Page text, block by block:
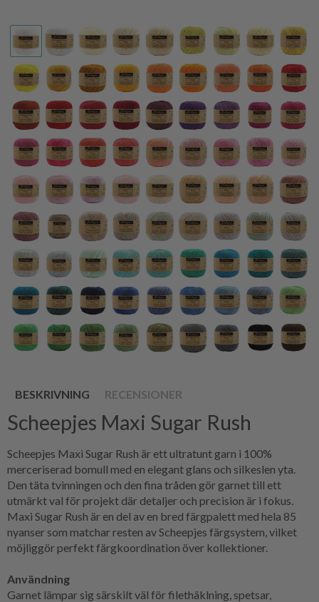
BESKRIVNING RECENSIONER
Scheepjes Maxi Sugar Rush
Scheepjes Maxi Sugar Rush är ett ultratunt garn i 100%
merceriserad bomull med en elegant glans och silkeslen yta.
Den täta tvinningen och den fina tråden gör garnet till ett
utmärkt val för projekt där detaljer och precision är i fokus.
Maxi Sugar Rush är en del av en bred färgpalett med hela 85
nyanser som matchar resten av Scheepjes färgsystem, vilket
möjliggör perfekt färgkoordination över kollektioner.
Användning
Garnet lämpar sig särskilt väl för filethäklning, spetsar,